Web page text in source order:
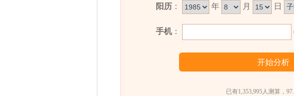
名铭的姓名五行组合是：水- 金。这种组合的人性情
难在事业上取得发展。
名铭名字能打多少分？
阳历： 年 月 日
手机：
已有1,353,995人测算，